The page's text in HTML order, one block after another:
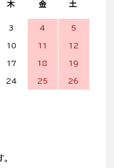
木 金 土
3 4 5
10 11 12
17 18 19
24 25 26